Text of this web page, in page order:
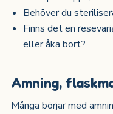
Behöver du
Finns det en
eller åka bort?
Amning,
Många börjar med